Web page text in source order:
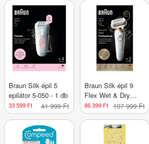
Braun Silk·épil 5
epilátor 5-050 - 1 db
33 599 Ft 41 999 Ft
Braun Silk·épil 9
Flex Wet & Dry
epilátor 9-030 - 1 db
86 399 Ft 107 999 Ft